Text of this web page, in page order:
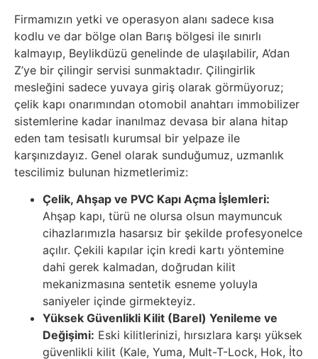
Firmamızın yetki ve operasyon alanı sadece kısa
kodlu ve dar bölge olan Barış bölgesi ile sınırlı
kalmayıp, Beylikdüzü genelinde de ulaşılabilir, A’dan
Z’ye bir çilingir servisi sunmaktadır. Çilingirlik
mesleğini sadece yuvaya giriş olarak görmüyoruz;
çelik kapı onarımından otomobil anahtarı immobilizer
sistemlerine kadar inanılmaz devasa bir alana hitap
eden tam tesisatlı kurumsal bir yelpaze ile
karşınızdayız. Genel olarak sunduğumuz, uzmanlık
tescilimiz bulunan hizmetlerimiz:
Çelik, Ahşap ve PVC Kapı Açma İşlemleri:
Ahşap kapı, türü ne olursa olsun maymuncuk
cihazlarımızla hasarsız bir şekilde profesyonelce
açılır. Çekili kapılar için kredi kartı yöntemine
dahi gerek kalmadan, doğrudan kilit
mekanizmasına sentetik esneme yoluyla
saniyeler içinde girmekteyiz.
Yüksek Güvenlikli Kilit (Barel) Yenileme ve
Değişimi: Eski kilitlerinizi, hırsızlara karşı yüksek
güvenlikli kilit (Kale, Yuma, Mult-T-Lock, Hok, İto